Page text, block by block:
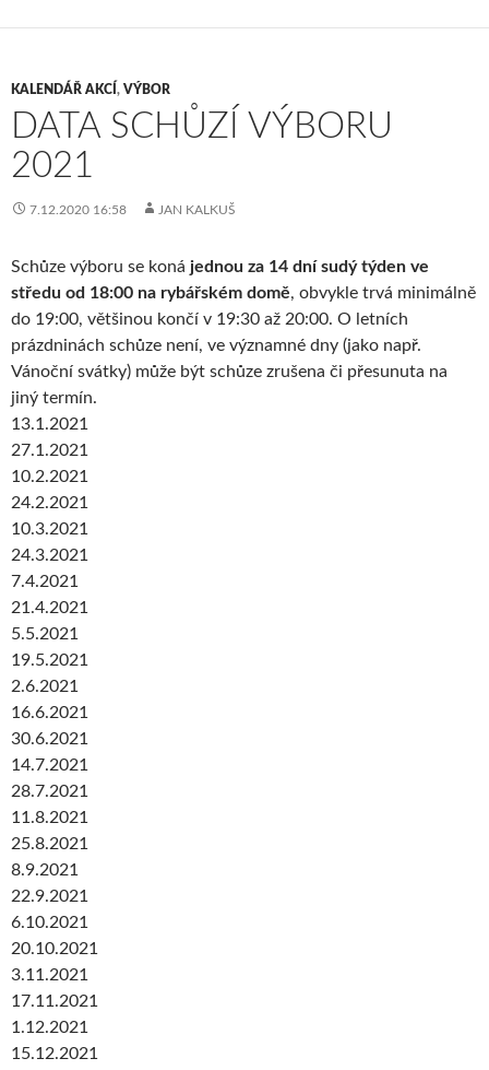
KALENDÁŘ AKCÍ , VÝBOR
DATA SCHŮZÍ VÝBORU
2021
7.12.2020 16:58 JAN KALKUŠ
Schůze výboru se koná jednou za 14 dní sudý týden ve
středu od 18:00 na rybářském domě, obvykle trvá minimálně
do 19:00, většinou končí v 19:30 až 20:00. O letních
prázdninách schůze není, ve významné dny (jako např.
Vánoční svátky) může být schůze zrušena či přesunuta na
jiný termín.
13.1.2021
27.1.2021
10.2.2021
24.2.2021
10.3.2021
24.3.2021
7.4.2021
21.4.2021
5.5.2021
19.5.2021
2.6.2021
16.6.2021
30.6.2021
14.7.2021
28.7.2021
11.8.2021
25.8.2021
8.9.2021
22.9.2021
6.10.2021
20.10.2021
3.11.2021
17.11.2021
1.12.2021
15.12.2021